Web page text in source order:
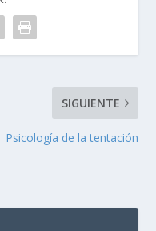
SIGUIENTE
Psicología de la tentación